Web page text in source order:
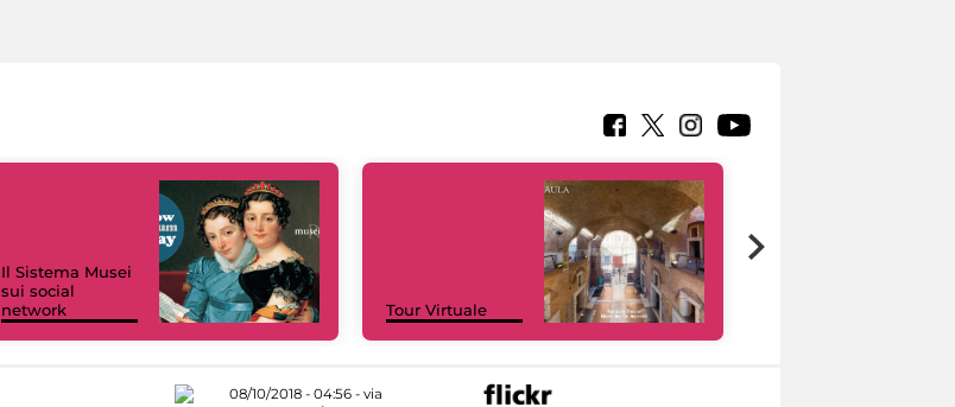
Il Sistema Musei
sui social
network
Tour Virtuale